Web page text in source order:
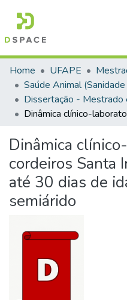
Communities & Collections
All of DSpace
Home UFAPE
Dinâmica
cordeiros Santa
até 30 dias de
semiárido